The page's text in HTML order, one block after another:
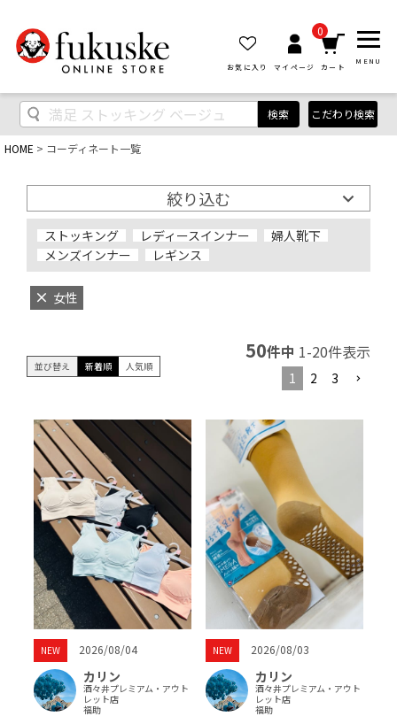
お気に入り マイページ
0
カート
MENU
検索 こだわり検索
HOME コーディネート一覧
絞り込む
ストッキング レディースインナー
婦人靴下
メンズインナー
レギンス
女性
並び替え 新着順 人気順
50件中 1-20件表示
1 2 3
NEW 2026/08/04
カリン
酒々井プレミアム・アウト
レット店
福助
NEW 2026/08/03
カリン
酒々井プレミアム・アウト
レット店
福助